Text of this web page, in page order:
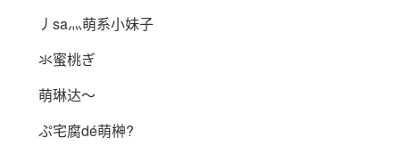
丿sa灬萌系小妹子
氺蜜桃ぎ
萌琳达～
ぷ宅腐dé萌榊?